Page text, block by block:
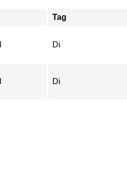
Tag
Di
Di